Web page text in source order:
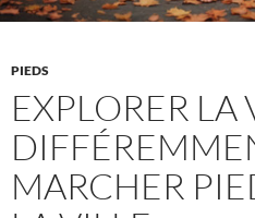
PIEDS
EXPLORER LA
MARCHER